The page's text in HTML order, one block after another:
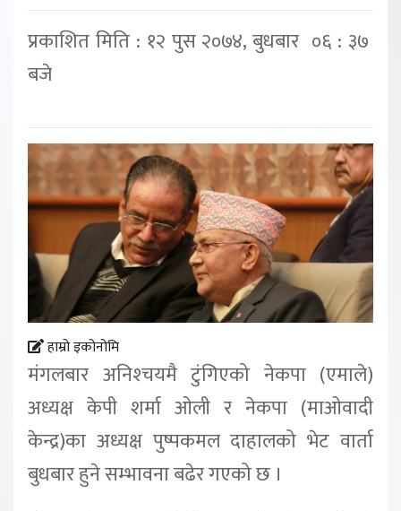
प्रकाशित मिति : १२ पुस २०७४, बुधबार ०६ : ३७
बजे
हाम्रो इकोनोमि
मंगलबार अनिश्‍चयमै टुंगिएको नेकपा (एमाले)
अध्यक्ष केपी शर्मा ओली र नेकपा (माओवादी
केन्द्र)का अध्यक्ष पुष्पकमल दाहालको भेट वार्ता
बुधबार हुने सम्भावना बढेर गएको छ ।